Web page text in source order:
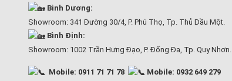
Bình Dương:
Showroom: 341 Đường 30/4, P. Phú Thọ, Tp. Thủ Dầu Một.
Bình Định:
Showroom: 1002 Trần Hưng Đạo, P. Đống Đa, Tp. Quy Nhơn.
Mobile: 0911 71 71 78
Mobile: 0932 649 279